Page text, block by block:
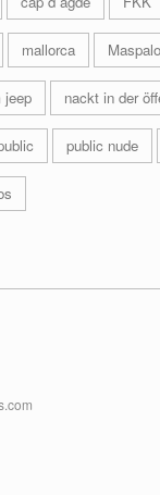
mallorca
jeep nackt in der
public nude